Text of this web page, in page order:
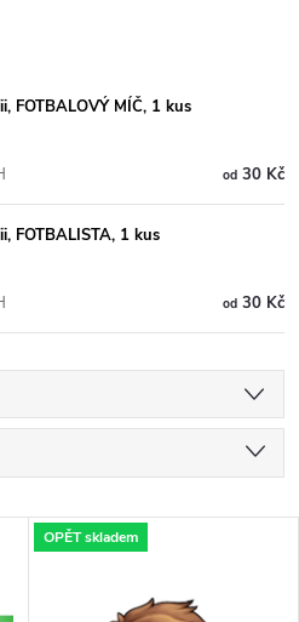
FOTBALOVÝ MÍČ, 1 kus
od30 Kč
FOTBALISTA, 1 kus
od30 Kč
OPĚT skladem